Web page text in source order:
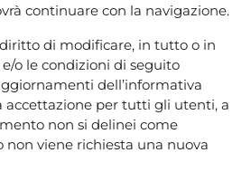
continuare con la navigazione.
di modificare, in tutto o in
o le condizioni di seguito
dell’informativa
accettazione per tutti gli utenti, a
non si delinei come
non viene richiesta una nuova